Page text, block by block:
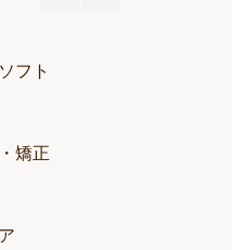
フト
矯正